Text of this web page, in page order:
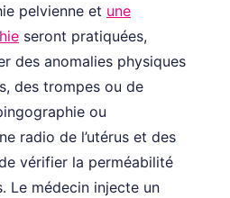
pelvienne et une
seront pratiquées,
des anomalies physiques
des trompes ou de
ou
radio de l’utérus et des
vérifier la perméabilité
Le médecin injecte un